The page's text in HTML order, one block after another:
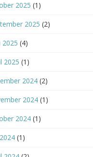
2025 (1)
2025 (2)
2025 (4)
2025 (1)
2024 (2)
2024 (1)
2024 (1)
(1)